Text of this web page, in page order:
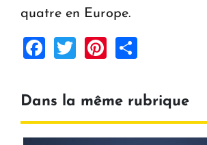
quatre en Europe.
Facebook
TwitterPinterest
Dans la même rubrique